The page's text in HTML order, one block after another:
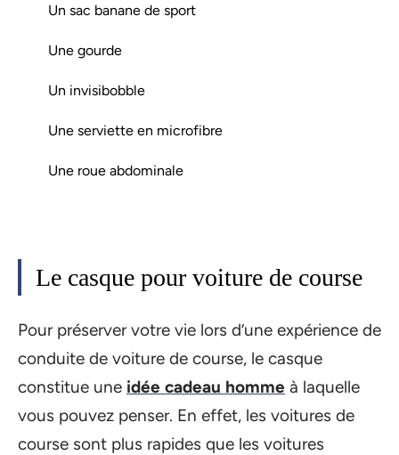
Un sac banane de sport
Une gourde
​​​​​​Un invisibobble
Une serviette en microfibre
Une roue abdominale
Le casque pour voiture de course
Pour préserver votre vie lors d’une expérience de
conduite de voiture de course, le casque
constitue une idée cadeau homme à laquelle
vous pouvez penser. En effet, les voitures de
course sont plus rapides que les voitures